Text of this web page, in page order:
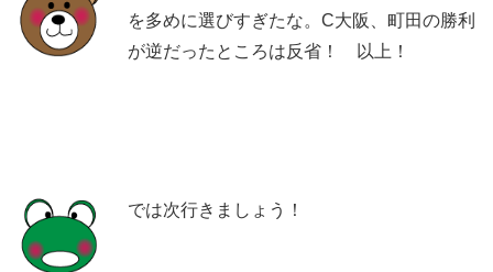
を多めに選びすぎたな。C大阪、町田の勝利
が逆だったところは反省！ 以上！
では次行きましょう！